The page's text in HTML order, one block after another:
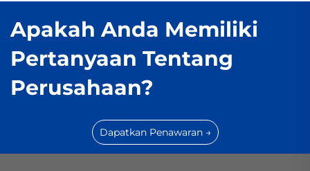
Apakah Anda Memiliki
Pertanyaan Tentang
Perusahaan?
Dapatkan Penawaran →